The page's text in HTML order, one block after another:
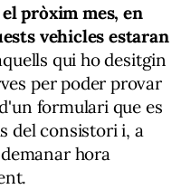
pròxim mes, en
vehicles estaran
qui ho desitgin
per poder provar
formulari que es
del consistori i, a
hora